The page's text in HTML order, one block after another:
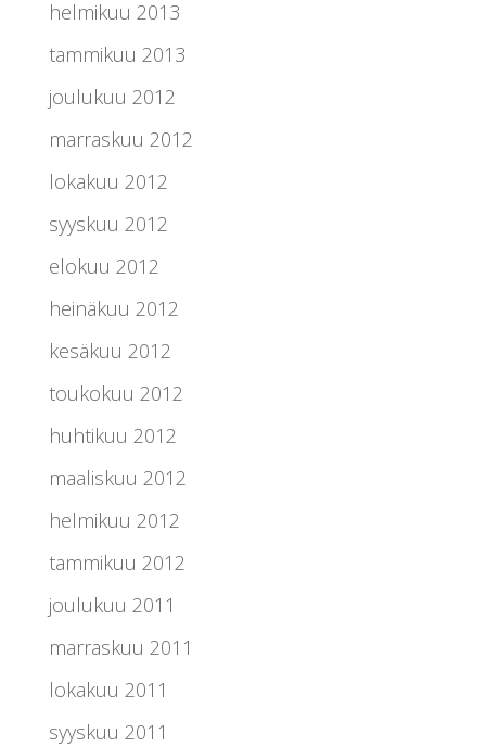
helmikuu 2013
tammikuu 2013
joulukuu 2012
marraskuu 2012
lokakuu 2012
syyskuu 2012
elokuu 2012
heinäkuu 2012
kesäkuu 2012
toukokuu 2012
huhtikuu 2012
maaliskuu 2012
helmikuu 2012
tammikuu 2012
joulukuu 2011
marraskuu 2011
lokakuu 2011
syyskuu 2011